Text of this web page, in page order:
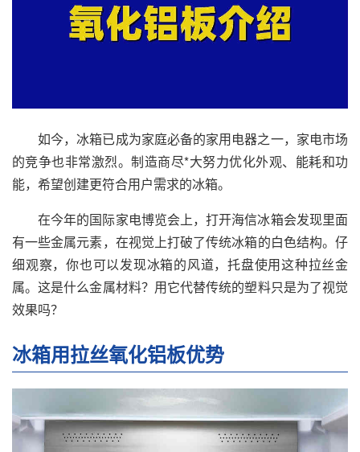
如今，冰箱已成为家庭必备的家用电器之一，家电市场
的竞争也非常激烈。制造商尽*大努力优化外观、能耗和功
能，希望创建更符合用户需求的冰箱。
在今年的国际家电博览会上，打开海信冰箱会发现里面
有一些金属元素，在视觉上打破了传统冰箱的白色结构。仔
细观察，你也可以发现冰箱的风道，托盘使用这种拉丝金
属。这是什么金属材料？用它代替传统的塑料只是为了视觉
效果吗？
冰箱用拉丝氧化铝板优势